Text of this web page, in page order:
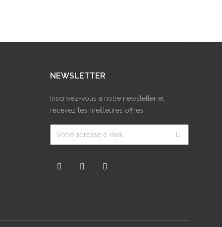
NEWSLETTER
Inscrivez-vous à notre newsletter et
recevez les meilleures offres